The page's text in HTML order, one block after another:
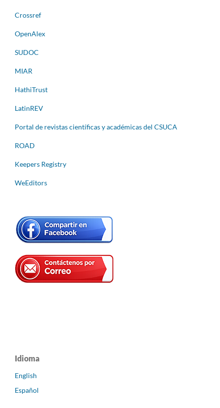
Crossref
OpenAlex
SUDOC
MIAR
HathiTrust
LatinREV
Portal de revistas científicas y académicas del CSUCA
ROAD
Keepers Registry
WeEditors
Idioma
English
Español